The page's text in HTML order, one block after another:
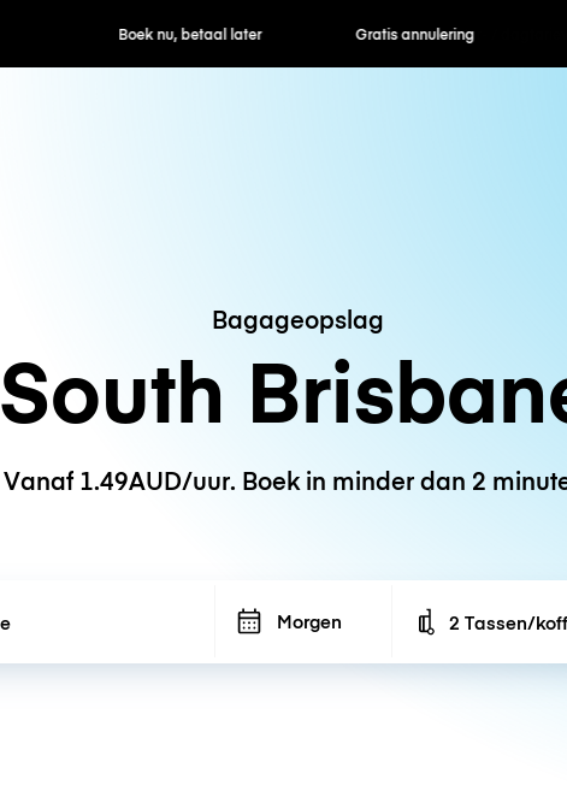
Boek nu, betaal later Gratis annulering Uur- /
Bagageopslag
South
Vanaf 1.49AUD/uur. Boek in minder dan 2
Morgen Number of bags
2 Tassen/